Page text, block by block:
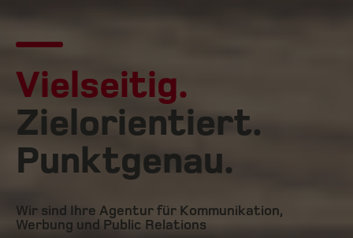
Vielseitig.
Zielorientiert.
Punktgenau.
Wir sind Ihre Agentur für Kommunikation,
Werbung und Public Relations